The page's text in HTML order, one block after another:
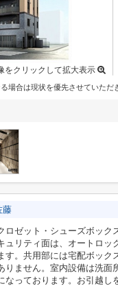
をクリックして拡大表示
場合は現状を優先させていただ
藤
ロゼット・シューズボック
ュリティ面は、オートロッ
す。共用部には宅配ボック
りません。室内設備は洗面
なっております。お引越